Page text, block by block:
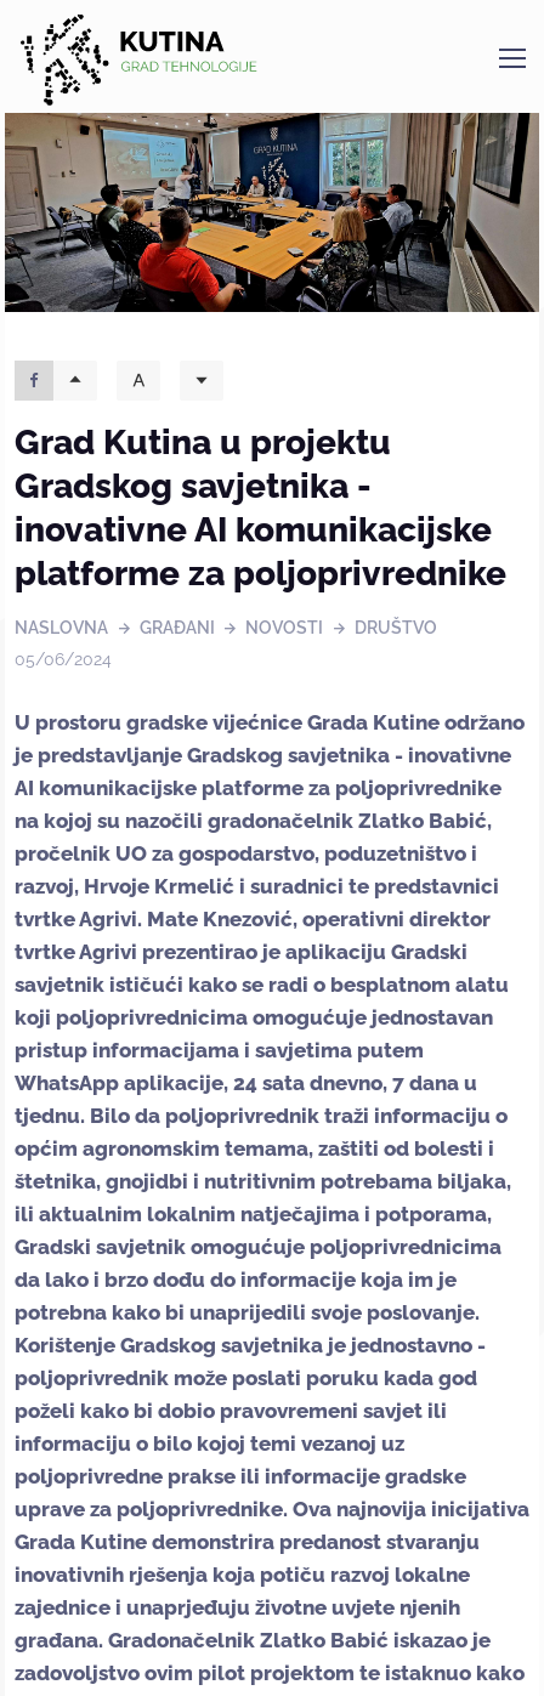
Kutina
Grad Kutina u projektu
Gradskog savjetnika -
inovativne AI komunikacijske
platforme za poljoprivrednike
NASLOVNA GRAĐANI NOVOSTI
DRUŠTVO
05/06/2024
U prostoru gradske vijećnice Grada Kutine održano
je predstavljanje Gradskog savjetnika - inovativne
AI komunikacijske platforme za poljoprivrednike
na kojoj su nazočili gradonačelnik Zlatko Babić,
pročelnik UO za gospodarstvo, poduzetništvo i
razvoj, Hrvoje Krmelić i suradnici te predstavnici
tvrtke Agrivi. Mate Knezović, operativni direktor
tvrtke Agrivi prezentirao je aplikaciju Gradski
savjetnik ističući kako se radi o besplatnom alatu
koji poljoprivrednicima omogućuje jednostavan
pristup informacijama i savjetima putem
WhatsApp aplikacije, 24 sata dnevno, 7 dana u
tjednu. Bilo da poljoprivrednik traži informaciju o
općim agronomskim temama, zaštiti od bolesti i
štetnika, gnojidbi i nutritivnim potrebama biljaka,
ili aktualnim lokalnim natječajima i potporama,
Gradski savjetnik omogućuje poljoprivrednicima
da lako i brzo dođu do informacije koja im je
potrebna kako bi unaprijedili svoje poslovanje.
Korištenje Gradskog savjetnika je jednostavno -
poljoprivrednik može poslati poruku kada god
poželi kako bi dobio pravovremeni savjet ili
informaciju o bilo kojoj temi vezanoj uz
poljoprivredne prakse ili informacije gradske
uprave za poljoprivrednike. Ova najnovija inicijativa
Grada Kutine demonstrira predanost stvaranju
inovativnih rješenja koja potiču razvoj lokalne
zajednice i unaprjeđuju životne uvjete njenih
građana. Gradonačelnik Zlatko Babić iskazao je
zadovoljstvo ovim pilot projektom te istaknuo kako